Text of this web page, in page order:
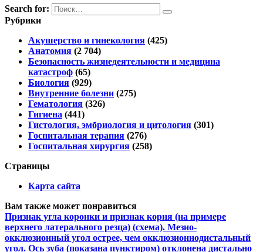
Search for:
Рубрики
Акушерство и гинекология (425)
Анатомия (2 704)
Безопасность жизнедеятельности и медицина
катастроф (65)
Биология (929)
Внутренние болезни (275)
Гематология (326)
Гигиена (441)
Гистология, эмбриология и цитология (301)
Госпитальная терапия (276)
Госпитальная хирургия (258)
Страницы
Карта сайта
Вам также может понравиться
Признак угла коронки и признак корня (на примере
верхнего латерального резца) (схема). Мезио-
окклюзионный угол острее, чем окклюзионнодистальный
угол. Ось зуба (показана пунктиром) отклонена дистально